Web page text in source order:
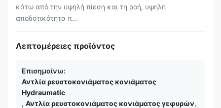
κάτω από την υψηλή πίεση και τη ροή, υψηλή
αποδοτικότητα π...
Λεπτομέρειες προϊόντος
Επισημαίνω:
Αντλία ρευστοκονιάματος κονιάματος
Hydraumatic
, Αντλία ρευστοκονιάματος κονιάματος γεφυρών,